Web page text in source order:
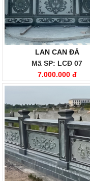
LAN CAN ĐÁ
Mã SP: LCĐ 07
7.000.000 đ